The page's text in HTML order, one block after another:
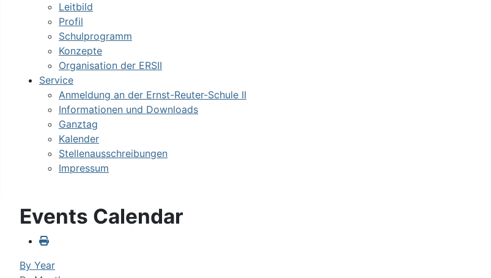
Leitbild
Profil
Schulprogramm
Konzepte
Organisation der ERSII
Service
Anmeldung an der Ernst-Reuter-Schule II
Informationen und Downloads
Ganztag
Kalender
Stellenausschreibungen
Impressum
Events Calendar
By Year